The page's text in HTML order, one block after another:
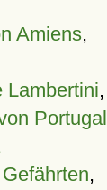
Amiens,
Lambertini,
Portugal
,